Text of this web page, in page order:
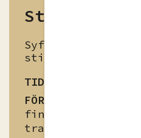
Stilfigurer
Syftet är att bli
stilfigurers
TID
FÖRBEREDELSE
finns både
transkriberat